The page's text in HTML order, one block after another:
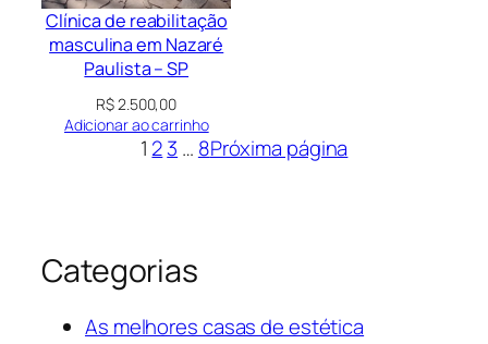
Clínica de reabilitação
masculina em Nazaré
Paulista – SP
R$2.500,00
Adicionar ao carrinho
1 23 … 8Próxima página
Categorias
As melhores casas de estética